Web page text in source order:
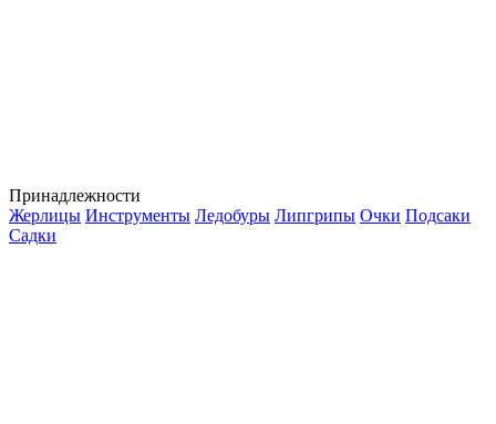
Принадлежности
Жерлицы Инструменты Ледобуры Липгрипы Очки Подсаки
Садки